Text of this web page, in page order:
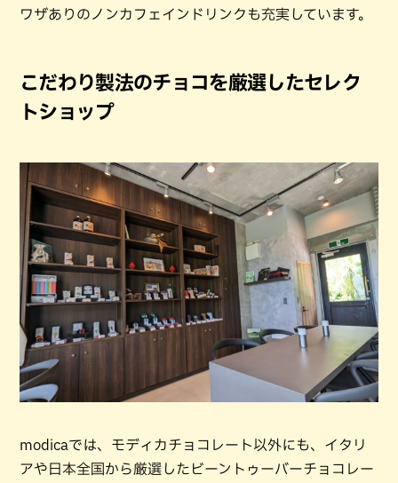
ワザありのノンカフェインドリンクも充実しています。
こだわり製法のチョコを厳選したセレク
トショップ
modicaでは、モディカチョコレート以外にも、イタリ
アや日本全国から厳選したビーントゥーバーチョコレー